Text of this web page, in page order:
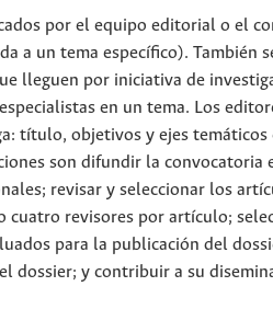
por el equipo editorial o el
a un tema específico). También
lleguen por iniciativa de
en un tema. Los
título, objetivos y ejes temáticos
son difundir la convocatoria
revisar y seleccionar los
cuatro revisores por artículo;
para la publicación del
dossier; y contribuir a su